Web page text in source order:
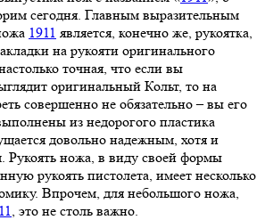
сегодня. Главным выразительным
1911 является, конечно же, рукоятка,
на рукояти оригинального
точная, что если вы
оригинальный Кольт, то на
совершенно не обязательно – вы его
из недорогого пластика
довольно надежным, хотя и
Рукоять ножа, в виду своей формы
рукоять пистолета, имеет несколько
Впрочем, для небольшого ножа,
, это не столь важно.